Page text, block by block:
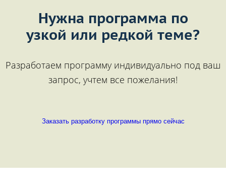
Нужна программа по
узкой или редкой теме?
Разработаем программу индивидуально под ваш
запрос, учтем все пожелания!
Заказать разработку программы прямо сейчас